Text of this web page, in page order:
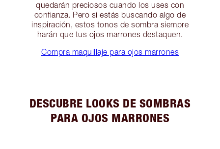
quedarán preciosos cuando los uses con
confianza. Pero si estás buscando algo de
inspiración, estos tonos de sombra siempre
harán que tus ojos marrones destaquen.
Compra maquillaje para ojos marrones
DESCUBRE LOOKS DE SOMBRAS
PARA OJOS MARRONES